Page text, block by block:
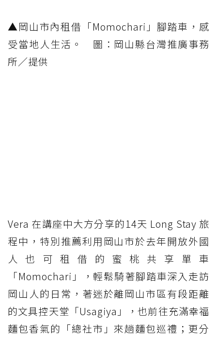
▲岡山市內租借「Momochari」腳踏車，感
受當地人生活。 圖：岡山縣台灣推廣事務
所／提供
Vera 在講座中大方分享的14天 Long Stay 旅
程中，特別推薦利用岡山市於去年開放外國
人也可租借的蜜桃共享單車
「Momochari」，輕鬆騎著腳踏車深入走訪
岡山人的日常，著迷於離岡山市區有段距離
的文具控天堂「Usagiya」，也前往充滿幸福
麵包香氣的「總社市」來趟麵包巡禮；更分